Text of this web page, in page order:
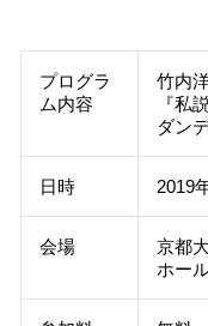
プログラ
ム内容
竹内
『私
ダン
日時 2019
会場
京都
ホー